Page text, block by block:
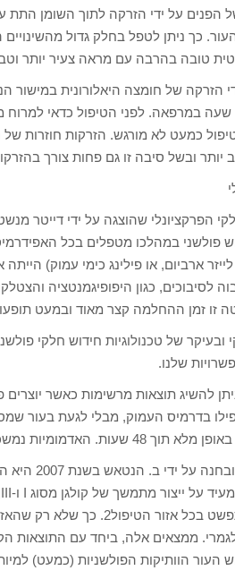
על ידי הזרקה לתוך השומן התת
כך ניתן לטפל בחלק גדול מהשינויים
טובה בהרבה עם מראה צעיר יותר
הזרקה של חומצה היאלורונית במישור
שעה במרפאה. לפני הטיפול כדאי למרוח
כמעט לא מורגש. הזרקות חוזרות
יותר ובשל סיבה זו גם פחות צורך
פולשני במהלכו מטפלים בכל
לייזר ארביום, או פילינג כימי עמוק)
לסיבוכים, כגון היפופיגמנטציה
זו זמן ההחלמה קצר מאוד ובמעט
של טכנולוגיות חידוש חלקי
שלנו.
להשיג תוצאות מרשימות כאשר יוצרים
בדרמיס העמוק, מבלי לגעת בעור
נמשכת בין מספר ימים עד שבועיים.
לאזורי הטיפול אלא התפשט
ממצאים אלה, ביחד עם התוצאות
העור הוותיקות הפולשניות (כמעט)